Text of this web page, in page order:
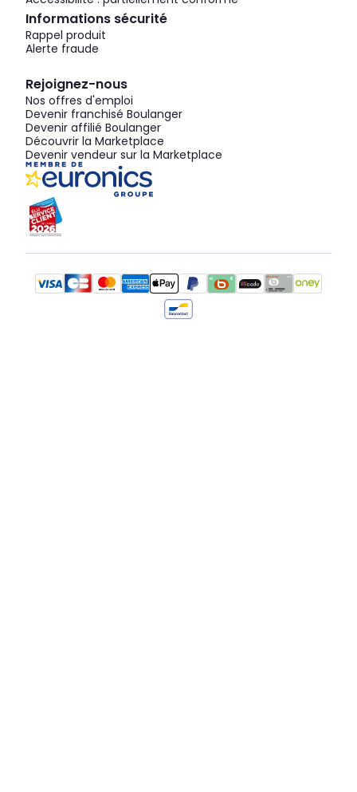
Informations sécurité
Rappel produit
Alerte fraude
Rejoignez-nous
Nos offres d'emploi
Devenir franchisé Boulanger
Devenir affilié Boulanger
Découvrir la Marketplace
Devenir vendeur sur la Marketplace